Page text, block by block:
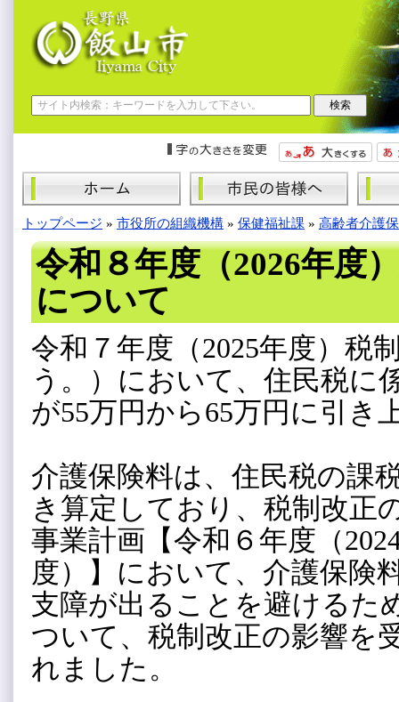
トップページ » 市役所の組織機構 » 保健福祉課 » 高齢者介護
令和８年度（2026年度
について
令和７年度（2025年度）税
う。）において、住民税に
が55万円から65万円に引き
介護保険料は、住民税の課
き算定しており、税制改正
事業計画【令和６年度（
度）】において、介護保険
支障が出ることを避けるた
ついて、税制改正の影響を
れました。